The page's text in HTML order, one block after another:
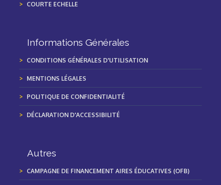
COURTE ECHELLE
Informations Générales
CONDITIONS GÉNÉRALES D'UTILISATION
MENTIONS LÉGALES
POLITIQUE DE CONFIDENTIALITÉ
DÉCLARATION D'ACCESSIBILITÉ
Autres
CAMPAGNE DE FINANCEMENT AIRES ÉDUCATIVES (OFB)